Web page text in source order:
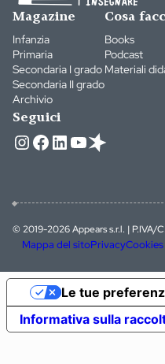
Magazine
Infanzia
Primaria
Secondaria I grado
Secondaria II grado
Archivio
Cosa
Books
Podcast
Materiali
Seguici
Instagram
Facebook
LinkedIn
YouTube
© 2019-2026 Appears s.r.l. | P.IVA/
Mappa del sitoPrivacyCookies
Informativa sulla
Le tue